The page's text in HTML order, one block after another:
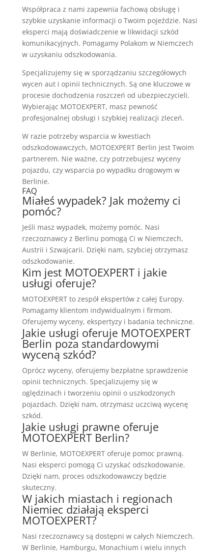
Współpraca z nami zapewnia fachową obsługę i
szybkie uzyskanie informacji o Twoim pojeździe. Nasi
eksperci mają doświadczenie w likwidacji szkód
komunikacyjnych. Pomagamy Polakom w Niemczech
w uzyskaniu odszkodowania.
Specjalizujemy się w sporządzaniu szczegółowych
wycen aut i opinii technicznych. Są one kluczowe w
procesie dochodzenia roszczeń od ubezpieczycieli.
Wybierając MOTOEXPERT, masz pewność
profesjonalnej obsługi i szybkiej realizacji zleceń.
W razie potrzeby wsparcia w kwestiach
odszkodowawczych, MOTOEXPERT Berlin jest Twoim
partnerem. Nie ważne, czy potrzebujesz wyceny
pojazdu, czy wsparcia po wypadku drogowym w
Berlinie.
FAQ
Miałeś wypadek? Jak możemy ci
pomóc?
Jeśli masz wypadek, możemy pomóc. Nasi
rzeczoznawcy z Berlinu pomogą Ci w Niemczech,
Austrii i Szwajcarii. Dzięki nam, szybciej otrzymasz
odszkodowanie.
Kim jest MOTOEXPERT i jakie
usługi oferuje?
MOTOEXPERT to zespół ekspertów z całej Europy.
Pomagamy klientom indywidualnym i firmom.
Oferujemy wyceny, ekspertyzy i badania techniczne.
Jakie usługi oferuje MOTOEXPERT
Berlin poza standardowymi
wyceną szkód?
Oprócz wyceny, oferujemy bezpłatne sprawdzenie
opinii technicznych. Specjalizujemy się w
oględzinach i tworzeniu opinii o uszkodzonych
pojazdach. Dzięki nam, otrzymasz uczciwą wycenę
szkód.
Jakie usługi prawne oferuje
MOTOEXPERT Berlin?
W Berlinie, MOTOEXPERT oferuje pomoc prawną.
Nasi eksperci pomogą Ci uzyskać odszkodowanie.
Dzięki nam, proces odszkodowawczy będzie
skuteczny.
W jakich miastach i regionach
Niemiec działają eksperci
MOTOEXPERT?
Nasi rzeczoznawcy są dostępni w całych Niemczech.
W Berlinie, Hamburgu, Monachium i wielu innych